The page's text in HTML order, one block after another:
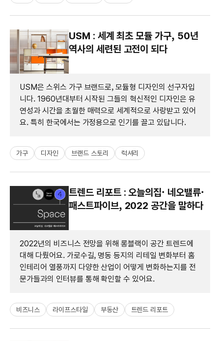
USM : 세계 최초 모듈 가구, 50년
역사의 세련된 고전이 되다
USM은 스위스 가구 브랜드로, 모듈형 디자인의 선구자입
니다. 1960년대부터 시작된 그들의 혁신적인 디자인은 유
연성과 시간을 초월한 매력으로 세계적으로 사랑받고 있어
요. 특히 한국에서는 가정용으로 인기를 끌고 있답니다.
가구 디자인 브랜드 스토리 럭셔리
트렌드 리포트 : 오늘의집· 네오밸류·
패스트파이브, 2022 공간을 말하다
2022년의 비즈니스 전망을 위해 롱블랙이 공간 트렌드에
대해 다뤘어요. 가로수길, 명동 등지의 리테일 변화부터 홈
인테리어 열풍까지 다양한 산업이 어떻게 변화하는지를 전
문가들과의 인터뷰를 통해 확인할 수 있어요.
비즈니스 라이프스타일 부동산 트렌드 리포트